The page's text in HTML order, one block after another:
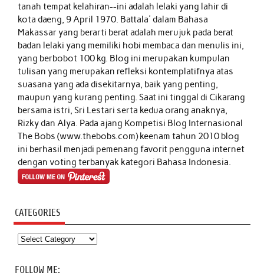
tanah tempat kelahiran--ini adalah lelaki yang lahir di
kota daeng, 9 April 1970. Battala' dalam Bahasa
Makassar yang berarti berat adalah merujuk pada berat
badan lelaki yang memiliki hobi membaca dan menulis ini,
yang berbobot 100 kg. Blog ini merupakan kumpulan
tulisan yang merupakan refleksi kontemplatifnya atas
suasana yang ada disekitarnya, baik yang penting,
maupun yang kurang penting. Saat ini tinggal di Cikarang
bersama istri, Sri Lestari serta kedua orang anaknya,
Rizky dan Alya. Pada ajang Kompetisi Blog Internasional
The Bobs (www.thebobs.com) keenam tahun 2010 blog
ini berhasil menjadi pemenang favorit pengguna internet
dengan voting terbanyak kategori Bahasa Indonesia.
CATEGORIES
Categories
FOLLOW ME: